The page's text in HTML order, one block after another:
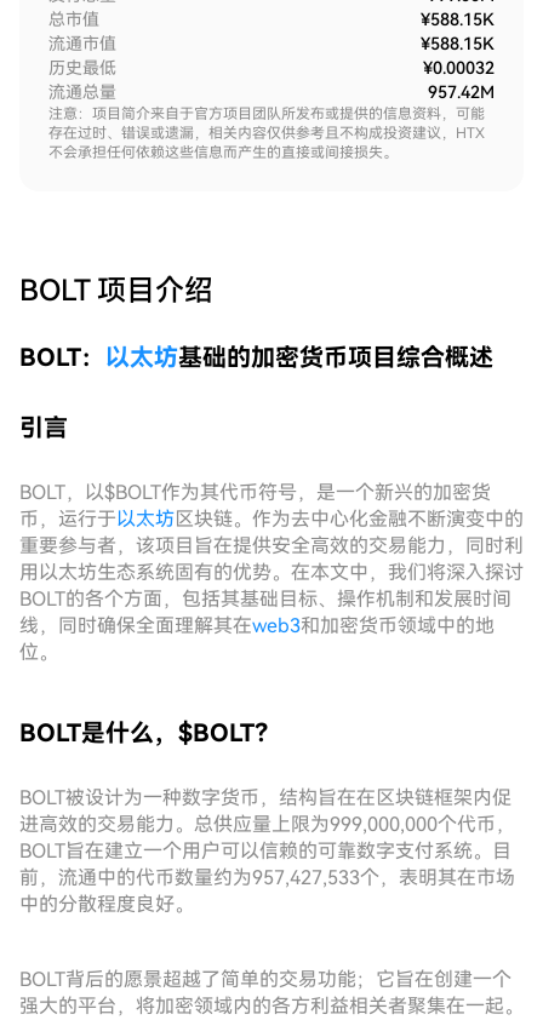
总市值
¥588.15K
流通市值
¥588.15K
历史最低
¥0.00032
流通总量
957.42M
注意：项目简介来自于官方项目团队所发布或提供的信息资料，可能
存在过时、错误或遗漏，相关内容仅供参考且不构成投资建议，HTX
不会承担任何依赖这些信息而产生的直接或间接损失。
BOLT 项目介绍
BOLT： 以太坊基础的加密货币项目综合概述
引言
BOLT，以$BOLT作为其代币符号，是一个新兴的加密货
币，运行于以太坊区块链。作为去中心化金融不断演变中的
重要参与者，该项目旨在提供安全高效的交易能力，同时利
用以太坊生态系统固有的优势。在本文中，我们将深入探讨
BOLT的各个方面，包括其基础目标、操作机制和发展时间
线，同时确保全面理解其在web3和加密货币领域中的地
位。
BOLT是什么，$BOLT？
BOLT被设计为一种数字货币，结构旨在在区块链框架内促
进高效的交易能力。总供应量上限为999,000,000个代币，
BOLT旨在建立一个用户可以信赖的可靠数字支付系统。目
前，流通中的代币数量约为957,427,533个，表明其在市场
中的分散程度良好。
BOLT背后的愿景超越了简单的交易功能；它旨在创建一个
强大的平台，将加密领域内的各方利益相关者聚集在一起。